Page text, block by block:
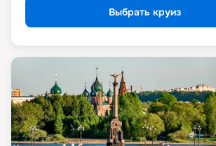
Выбрать круиз